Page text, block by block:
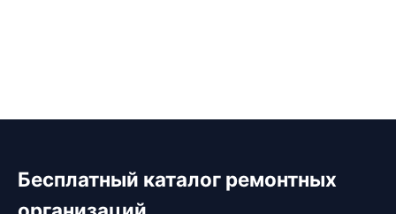
Бесплатный каталог ремонтных